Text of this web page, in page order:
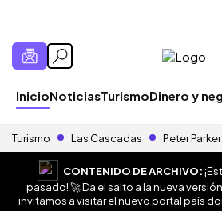
InicioNoticiasTurismoDinero y
Turismo Las Cascadas Peter Parker
CONTENIDO DE ARCHIVO:
pasado! 🚀 Da el salto a la nueva
invitamos a visitar el nuevo portal país